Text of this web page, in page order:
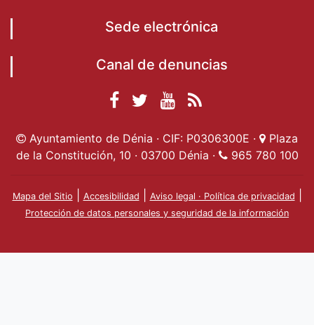
Sede electrónica
Canal de denuncias
Facebook
Ayuntamiento de
Dénia
Ayuntamiento de
Dénia
Ayuntamiento
de Dénia
Actualidad
Ayuntamiento de Dénia · CIF: P0306300E ·
Plaza
de la Constitución, 10 · 03700 Dénia ·
965 780 100
Mapa del Sitio Accesibilidad Aviso legal · Política de privacidad
Protección de datos personales y seguridad de la información